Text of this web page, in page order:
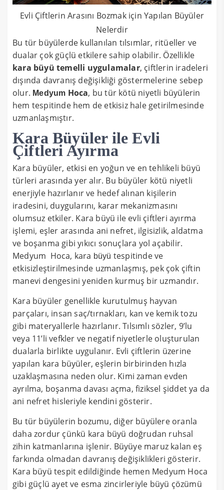
Evli Çiftlerin Arasını Bozmak için Yapılan Büyüler
Nelerdir
Bu tür büyülerde kullanılan tılsımlar, ritüeller ve
dualar çok güçlü etkilere sahip olabilir. Özellikle
kara büyü temelli uygulamalar, çiftlerin iradeleri
dışında davranış değişikliği göstermelerine sebep
olur. Medyum Hoca, bu tür kötü niyetli büyülerin
hem tespitinde hem de etkisiz hale getirilmesinde
uzmanlaşmıştır.
Kara Büyüler ile Evli
Çiftleri Ayırma
Kara büyüler, etkisi en yoğun ve en tehlikeli büyü
türleri arasında yer alır. Bu büyüler kötü niyetli
enerjiyle hazırlanır ve hedef alınan kişilerin
iradesini, duygularını, karar mekanizmasını
olumsuz etkiler. Kara büyü ile evli çiftleri ayırma
işlemi, eşler arasında ani nefret, ilgisizlik, aldatma
ve boşanma gibi yıkıcı sonuçlara yol açabilir.
Medyum Hoca, kara büyü tespitinde ve
etkisizleştirilmesinde uzmanlaşmış, pek çok çiftin
manevi dengesini yeniden kurmuş bir uzmandır.
Kara büyüler genellikle kurutulmuş hayvan
parçaları, insan saç/tırnakları, kan ve kemik tozu
gibi materyallerle hazırlanır. Tılsımlı sözler, 9’lu
veya 11’li vefkler ve negatif niyetlerle oluşturulan
dualarla birlikte uygulanır. Evli çiftlerin üzerine
yapılan kara büyüler, eşlerin birbirinden hızla
uzaklaşmasına neden olur. Kimi zaman evden
ayrılma, boşanma davası açma, fiziksel şiddet ya da
ani nefret hisleriyle kendini gösterir.
Bu tür büyülerin bozumu, diğer büyülere oranla
daha zordur çünkü kara büyü doğrudan ruhsal
zihin katmanlarına işlenir. Büyüye maruz kalan eş
farkında olmadan davranış değişiklikleri gösterir.
Kara büyü tespit edildiğinde hemen Medyum Hoca
gibi güçlü ayet ve esma zincirleriyle büyü çözümü